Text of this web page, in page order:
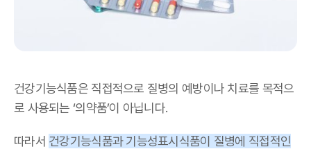
건강기능식품은 직접적으로 질병의 예방이나 치료를 목적으
로 사용되는 ‘의약품’이 아닙니다.
따라서 건강기능식품과 기능성표시식품이 질병에 직접적인